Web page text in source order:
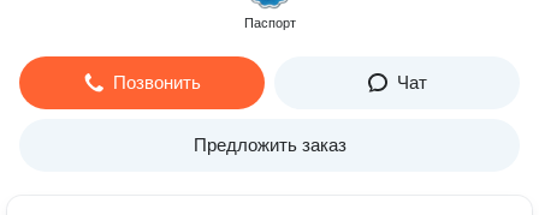
Паспорт
Позвонить Чат
Предложить заказ